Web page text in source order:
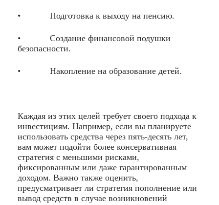
• Подготовка к выходу на пенсию.
• Создание финансовой подушки
безопасности.
• Накопление на образование детей.
Каждая из этих целей требует своего подхода к
инвестициям. Например, если вы планируете
использовать средства через пять-десять лет,
вам может подойти более консервативная
стратегия с меньшими рисками,
фиксированным или даже гарантированным
доходом. Важно также оценить,
предусматривает ли стратегия пополнение или
вывод средств в случае возникновений